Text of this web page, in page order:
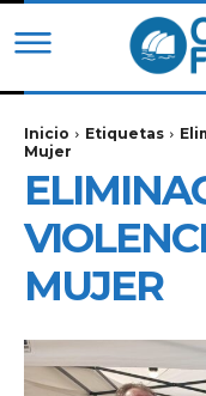
Inicio Etiquetas
Mujer
MUJER